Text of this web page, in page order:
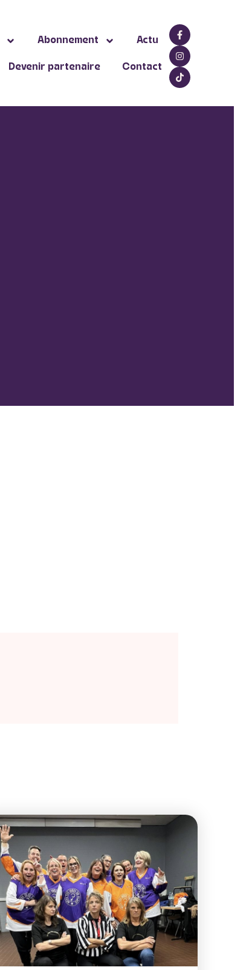
Abonnement Actu
Devenir partenaire Contact